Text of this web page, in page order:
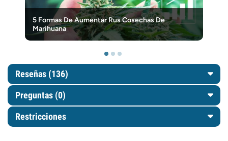
5 Formas De Aumentar Rus Cosechas De
Marihuana
Reseñas (136)
Preguntas (0)
Restricciones